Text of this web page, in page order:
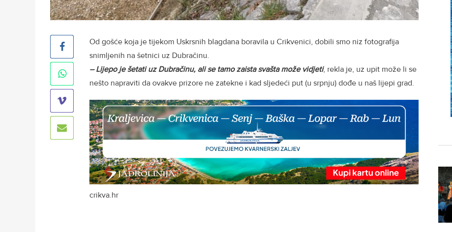
Od gošće koja je tijekom Uskrsnih blagdana boravila u Crikvenici, dobili smo niz fotografija
snimljenih na šetnici uz Dubračinu.
– Lijepo je šetati uz Dubračinu, ali se tamo zaista svašta može vidjeti, rekla je, uz upit može li se
nešto napraviti da ovakve prizore ne zatekne i kad sljedeći put (u srpnju) dođe u naš lijepi grad.
crikva.hr